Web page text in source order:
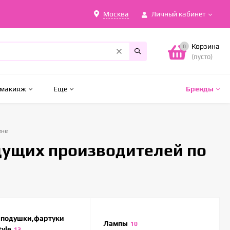
Москва Личный кабинет
0 Корзина
(пусто)
Бренды
Еще
производителей по
Лампы 10